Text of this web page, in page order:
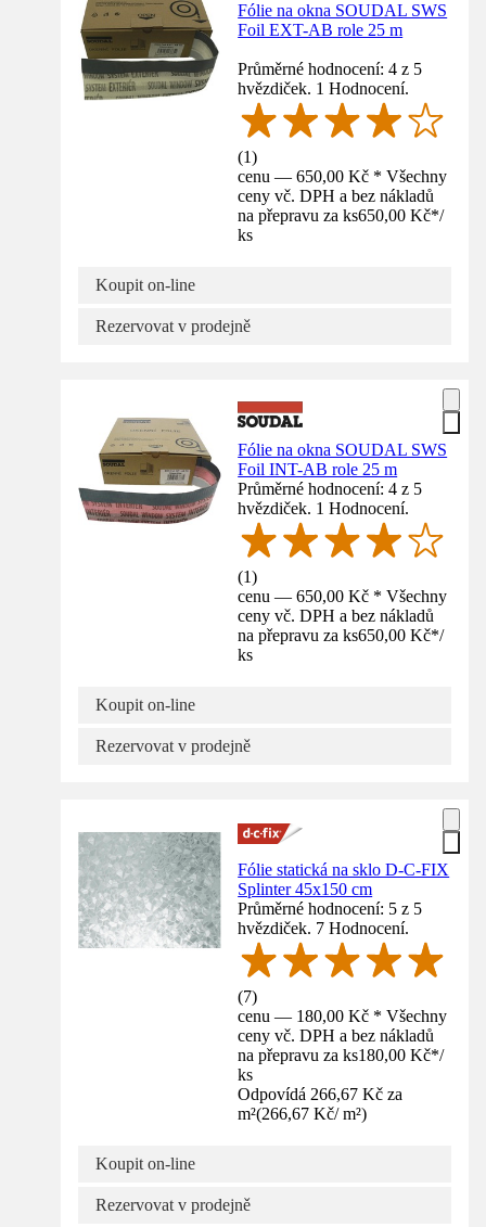
Fólie na okna SOUDAL SWS
Foil EXT-AB role 25 m
Průměrné hodnocení: 4 z 5
hvězdiček. 1 Hodnocení.
(1)
cenu — 650,00 Kč * Všechny
ceny vč. DPH a bez nákladů
na přepravu za ks650,00 Kč*/
ks
Koupit on-line
Rezervovat v prodejně
Fólie na okna SOUDAL SWS
Foil INT-AB role 25 m
Průměrné hodnocení: 4 z 5
hvězdiček. 1 Hodnocení.
(1)
cenu — 650,00 Kč * Všechny
ceny vč. DPH a bez nákladů
na přepravu za ks650,00 Kč*/
ks
Koupit on-line
Rezervovat v prodejně
Fólie statická na sklo D-C-FIX
Splinter 45x150 cm
Průměrné hodnocení: 5 z 5
hvězdiček. 7 Hodnocení.
(7)
cenu — 180,00 Kč * Všechny
ceny vč. DPH a bez nákladů
na přepravu za ks180,00 Kč*/
ks
Odpovídá 266,67 Kč za
m²(266,67 Kč/ m²)
Koupit on-line
Rezervovat v prodejně